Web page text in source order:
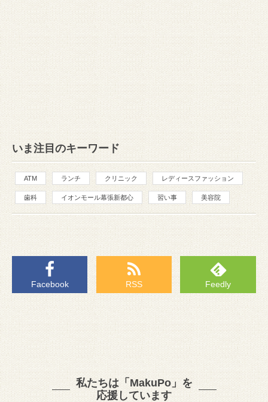
いま注目のキーワード
ATM ランチ クリニック レディースファッション
歯科 イオンモール幕張新都心 習い事 美容院
Facebook RSS Feedly
私たちは「MakuPo」を
応援しています